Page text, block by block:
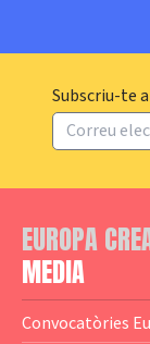
Subscriu-te
EUROPA
MEDIA
Convocatòries